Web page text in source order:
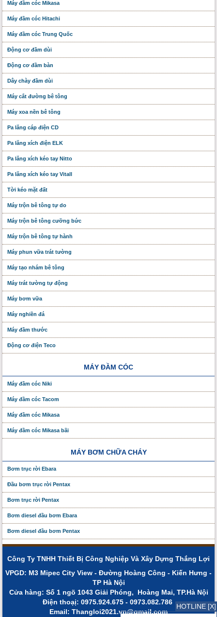
Máy đầm cóc Mikasa
Máy đầm cóc Hitachi
Máy đầm cóc Trung Quốc
Động cơ đầm dùi
Động cơ đầm bàn
Dây chày đầm dùi
Máy cắt đường bê tông
Máy xoa nền bê tông
Pa lăng cáp điện CD
Pa lăng xích điện ELK
Pa lăng xích kéo tay Nitto
Pa lăng xích kéo tay Vitall
Tời kéo mặt đất
Máy trộn bê tông tự do
Máy trộn bê tông cưỡng bức
Máy trộn bê tông tự hành
Máy phun vữa trát tường
Máy tạo nhám bê tông
Máy trát tường tự động
Máy bơm vữa
Máy nghiền đá
Máy đầm thước
Động cơ điện Teco
MÁY ĐẦM CÓC
Máy đầm cóc Niki
Máy đầm cóc Tacom
Máy đầm cóc Mikasa
Máy đầm cóc Mikasa bãi
MÁY BƠM CHỮA CHÁY
Bơm trục rời Ebara
Đầu bơm trục rời Pentax
Bơm trục rời Pentax
Bơm diesel đầu bơm Ebara
Bơm diesel đầu bơm Pentax
Công Ty TNHH Thiết Bị Công Nghiệp Và Xây Dựng Thắng Lợi
VPGD: M3 Mipec City View - Đường Hoàng Công - Kiến Hưng -
TP Hà Nội
Cửa hàng: Số 1 ngõ 1043 Giải Phóng, Hoàng Mai, TP.Hà Nội
Điện thoạị: 0975.924.675 - 0973.082.786
Email: Thangloi2021.vn@gmail.com
HOTLINE [X]